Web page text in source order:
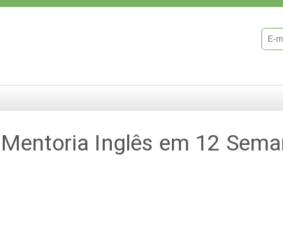
Mentoria Inglês em 12